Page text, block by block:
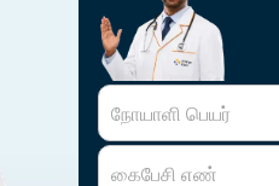
நோயாளி பெயர்
கைபேசி எண்